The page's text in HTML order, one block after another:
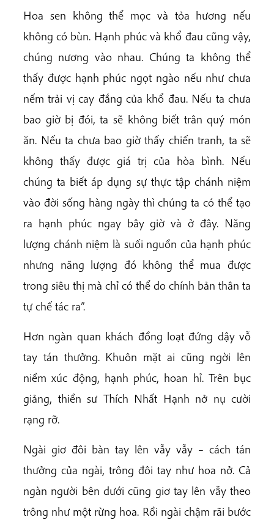
Hoa sen không thể mọc và tỏa hương nếu
không có bùn. Hạnh phúc và khổ đau cũng vậy,
chúng nương vào nhau. Chúng ta không thể
thấy được hạnh phúc ngọt ngào nếu như chưa
nếm trải vị cay đắng của khổ đau. Nếu ta chưa
bao giờ bị đói, ta sẽ không biết trân quý món
ăn. Nếu ta chưa bao giờ thấy chiến tranh, ta sẽ
không thấy được giá trị của hòa bình. Nếu
chúng ta biết áp dụng sự thực tập chánh niệm
vào đời sống hàng ngày thì chúng ta có thể tạo
ra hạnh phúc ngay bây giờ và ở đây. Năng
lượng chánh niệm là suối nguồn của hạnh phúc
nhưng năng lượng đó không thể mua được
trong siêu thị mà chỉ có thể do chính bản thân ta
tự chế tác ra”.
Hơn ngàn quan khách đồng loạt đứng dậy vỗ
tay tán thưởng. Khuôn mặt ai cũng ngời lên
niềm xúc động, hạnh phúc, hoan hỉ. Trên bục
giảng, thiền sư Thích Nhất Hạnh nở nụ cười
rạng rỡ.
Ngài giơ đôi bàn tay lên vẫy vẫy – cách tán
thưởng của ngài, trông đôi tay như hoa nở. Cả
ngàn người bên dưới cũng giơ tay lên vẫy theo
trông như một rừng hoa. Rồi ngài chậm rãi bước